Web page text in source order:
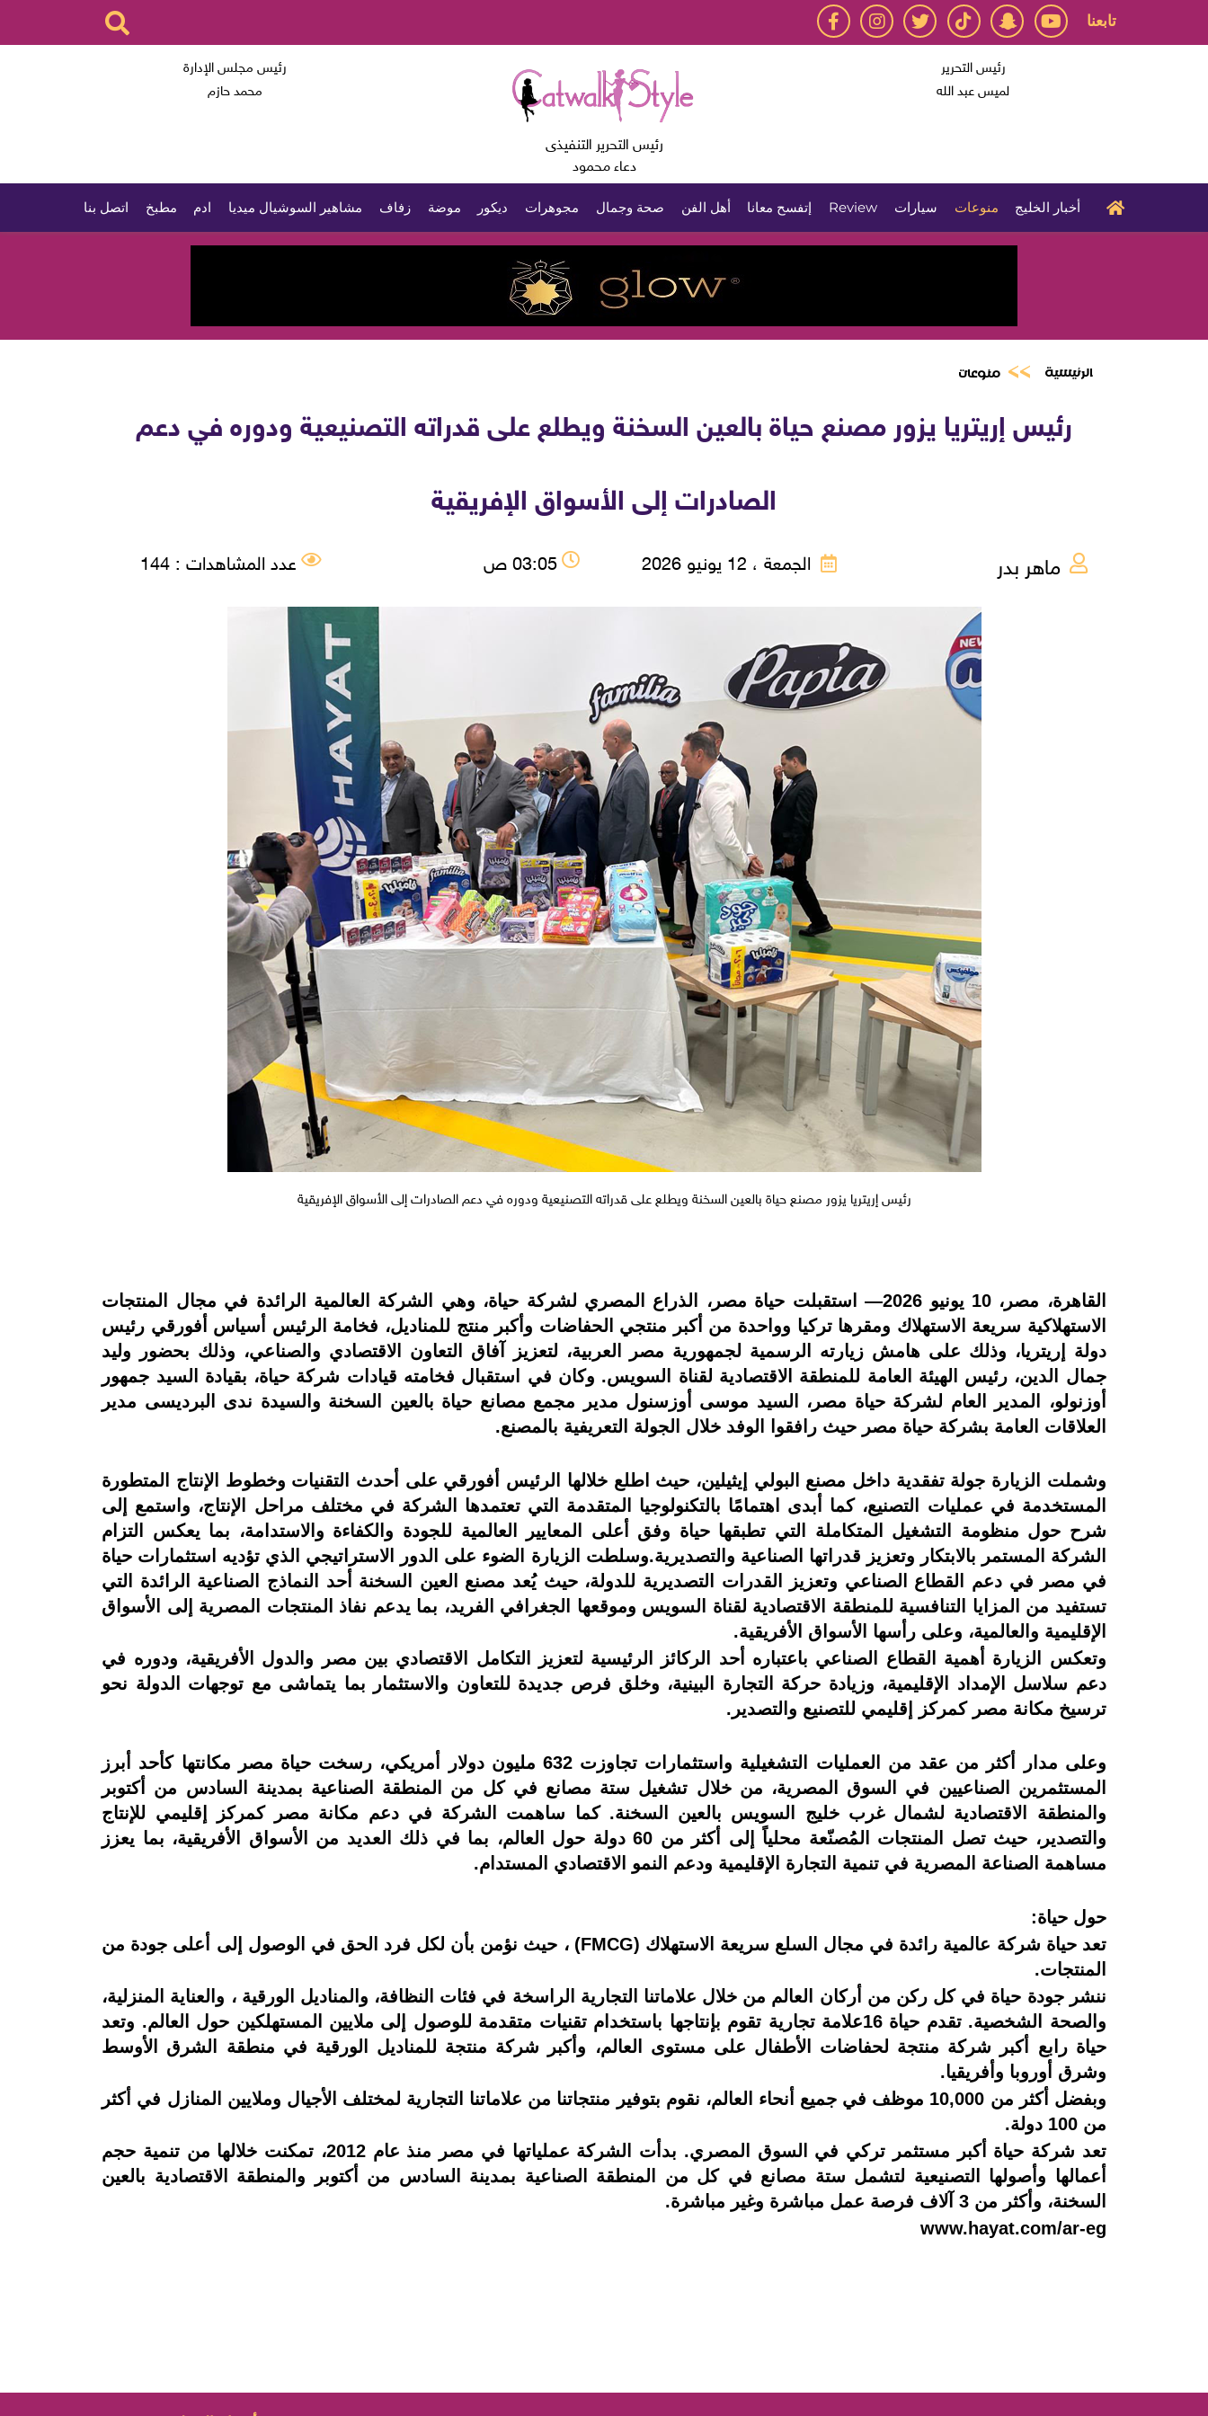
تابعنا
رئيس التحرير
لميس عبد الله
رئيس التحرير التنفيذى
دعاء محمود
رئيس مجلس الإدارة
محمد حازم
أخبار الخليج منوعات سيارات Review إتفسح معانا أهل الفن صحة وجمال مجوهرات ديكور موضة زفاف مشاهير السوشيال ميديا ادم مطبخ اتصل بنا
الرئيسية منوعات
رئيس إريتريا يزور مصنع حياة بالعين السخنة ويطلع على قدراته التصنيعية ودوره في دعم
الصادرات إلى الأسواق الإفريقية
ماهر بدر الجمعة ، 12 يونيو 2026 03:05 ص عدد المشاهدات : 144
رئيس إريتريا يزور مصنع حياة بالعين السخنة ويطلع على قدراته التصنيعية ودوره في دعم الصادرات إلى الأسواق الإفريقية
القاهرة، مصر، 10 يونيو 2026— استقبلت حياة مصر، الذراع المصري لشركة حياة، وهي الشركة العالمية الرائدة في مجال المنتجات
الاستهلاكية سريعة الاستهلاك ومقرها تركيا وواحدة من أكبر منتجي الحفاضات وأكبر منتج للمناديل، فخامة الرئيس أسياس أفورقي رئيس
دولة إريتريا، وذلك على هامش زيارته الرسمية لجمهورية مصر العربية، لتعزيز آفاق التعاون الاقتصادي والصناعي، وذلك بحضور وليد
جمال الدين، رئيس الهيئة العامة للمنطقة الاقتصادية لقناة السويس. وكان في استقبال فخامته قيادات شركة حياة، بقيادة السيد جمهور
أوزنولو، المدير العام لشركة حياة مصر، السيد موسى أوزسنول مدير مجمع مصانع حياة بالعين السخنة والسيدة ندى البرديسى مدير
العلاقات العامة بشركة حياة مصر حيث رافقوا الوفد خلال الجولة التعريفية بالمصنع.
وشملت الزيارة جولة تفقدية داخل مصنع البولي إيثيلين، حيث اطلع خلالها الرئيس أفورقي على أحدث التقنيات وخطوط الإنتاج المتطورة
المستخدمة في عمليات التصنيع، كما أبدى اهتمامًا بالتكنولوجيا المتقدمة التي تعتمدها الشركة في مختلف مراحل الإنتاج، واستمع إلى
شرح حول منظومة التشغيل المتكاملة التي تطبقها حياة وفق أعلى المعايير العالمية للجودة والكفاءة والاستدامة، بما يعكس التزام
الشركة المستمر بالابتكار وتعزيز قدراتها الصناعية والتصديرية.وسلطت الزيارة الضوء على الدور الاستراتيجي الذي تؤديه استثمارات حياة
في مصر في دعم القطاع الصناعي وتعزيز القدرات التصديرية للدولة، حيث يُعد مصنع العين السخنة أحد النماذج الصناعية الرائدة التي
تستفيد من المزايا التنافسية للمنطقة الاقتصادية لقناة السويس وموقعها الجغرافي الفريد، بما يدعم نفاذ المنتجات المصرية إلى الأسواق
الإقليمية والعالمية، وعلى رأسها الأسواق الأفريقية.
وتعكس الزيارة أهمية القطاع الصناعي باعتباره أحد الركائز الرئيسية لتعزيز التكامل الاقتصادي بين مصر والدول الأفريقية، ودوره في
دعم سلاسل الإمداد الإقليمية، وزيادة حركة التجارة البينية، وخلق فرص جديدة للتعاون والاستثمار بما يتماشى مع توجهات الدولة نحو
ترسيخ مكانة مصر كمركز إقليمي للتصنيع والتصدير.
وعلى مدار أكثر من عقد من العمليات التشغيلية واستثمارات تجاوزت 632 مليون دولار أمريكي، رسخت حياة مصر مكانتها كأحد أبرز
المستثمرين الصناعيين في السوق المصرية، من خلال تشغيل ستة مصانع في كل من المنطقة الصناعية بمدينة السادس من أكتوبر
والمنطقة الاقتصادية لشمال غرب خليج السويس بالعين السخنة. كما ساهمت الشركة في دعم مكانة مصر كمركز إقليمي للإنتاج
والتصدير، حيث تصل المنتجات المُصنّعة محلياً إلى أكثر من 60 دولة حول العالم، بما في ذلك العديد من الأسواق الأفريقية، بما يعزز
مساهمة الصناعة المصرية في تنمية التجارة الإقليمية ودعم النمو الاقتصادي المستدام.
حول حياة:
تعد حياة شركة عالمية رائدة في مجال السلع سريعة الاستهلاك (FMCG) ، حيث نؤمن بأن لكل فرد الحق في الوصول إلى أعلى جودة من
المنتجات.
ننشر جودة حياة في كل ركن من أركان العالم من خلال علاماتنا التجارية الراسخة في فئات النظافة، والمناديل الورقية ، والعناية المنزلية،
والصحة الشخصية. تقدم حياة 16علامة تجارية تقوم بإنتاجها باستخدام تقنيات متقدمة للوصول إلى ملايين المستهلكين حول العالم. وتعد
حياة رابع أكبر شركة منتجة لحفاضات الأطفال على مستوى العالم، وأكبر شركة منتجة للمناديل الورقية في منطقة الشرق الأوسط
وشرق أوروبا وأفريقيا.
وبفضل أكثر من 10,000 موظف في جميع أنحاء العالم، نقوم بتوفير منتجاتنا من علاماتنا التجارية لمختلف الأجيال وملايين المنازل في أكثر
من 100 دولة.
تعد شركة حياة أكبر مستثمر تركي في السوق المصري. بدأت الشركة عملياتها في مصر منذ عام 2012، تمكنت خلالها من تنمية حجم
أعمالها وأصولها التصنيعية لتشمل ستة مصانع في كل من المنطقة الصناعية بمدينة السادس من أكتوبر والمنطقة الاقتصادية بالعين
السخنة، وأكثر من 3 آلاف فرصة عمل مباشرة وغير مباشرة.
www.hayat.com/ar-eg